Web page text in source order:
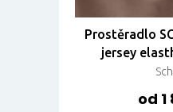
Prostěradlo
jersey
od 1